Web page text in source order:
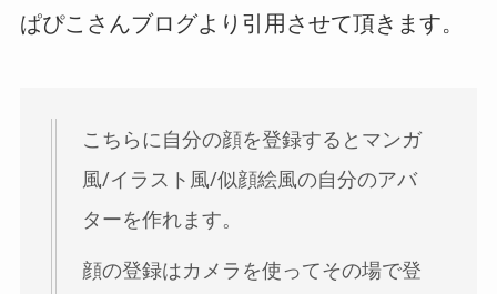
ぱぴこさんブログより引用させて頂きます。
こちらに自分の顔を登録するとマンガ
風/イラスト風/似顔絵風の自分のアバ
ターを作れます。
顔の登録はカメラを使ってその場で登